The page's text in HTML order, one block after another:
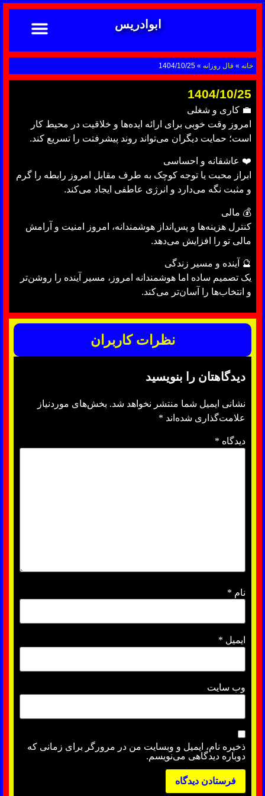
ابوادریس
خانه » فال روزانه »
1404/10/25
1404/10/25
💼 کاری و شغلی
امروز وقت خوبی برای ارائه ایده‌ها و خلاقیت در محیط کار
است؛ حمایت دیگران می‌تواند روند پیشرفتت را تسریع کند.
❤️ عاشقانه و احساسی
ابراز محبت یا توجه کوچک به طرف مقابل امروز رابطه را گرم
و مثبت نگه می‌دارد و انرژی عاطفی ایجاد می‌کند.
💰 مالی
کنترل هزینه‌ها و پس‌انداز هوشمندانه، امروز امنیت و آرامش
مالی تو را افزایش می‌دهد.
🔮 آینده و مسیر زندگی
یک تصمیم ساده اما هوشمندانه امروز، مسیر آینده را روشن‌تر
و انتخاب‌ها را آسان‌تر می‌کند.
نظرات کاربران
دیدگاهتان را بنویسید
نشانی ایمیل شما منتشر نخواهد شد. بخش‌های موردنیاز
علامت‌گذاری شده‌اند *
دیدگاه *
نام *
ایمیل *
وب‌ سایت
ذخیره نام، ایمیل و وبسایت من در مرورگر برای زمانی که
دوباره دیدگاهی می‌نویسم.